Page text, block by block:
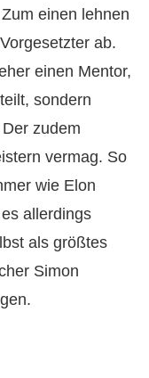
Zum einen lehnen
ab.
einen Mentor,
sondern
zudem
vermag. So
wie Elon
allerdings
als größtes
Simon